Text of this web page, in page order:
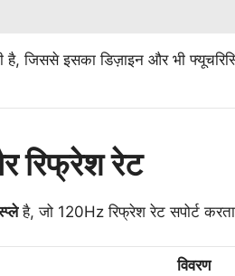
है, जिससे इसका डिज़ाइन और भी
रिफ्रेश रेट
है, जो 120Hz रिफ्रेश रेट सपोर्ट
विवरण